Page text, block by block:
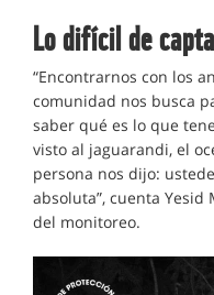
Lo difícil de
“Encontrarnos con los
comunidad nos busca
saber qué es lo que
visto al jaguarandi, el
persona nos dijo:
absoluta”, cuenta
del monitoreo.